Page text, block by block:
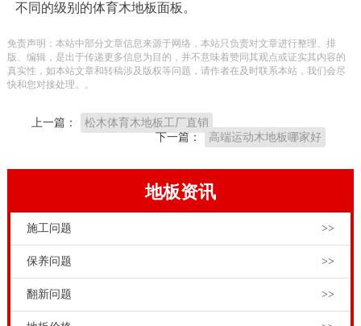
不同的级别的体育木地板面板。
免责声明：本站中部分文章信息来源于网络，本站只负责对文章进行整理、排
版、编辑，是出于传递更多信息为目的，并不意味着赞同其观点或证实其内容的
真实性，如本站文章和转稿涉及版权等问题，请作者在及时联系本站，我们会尽
快和您对接处理。。
上一篇：
松木体育木地板工厂直销
下一篇：
高端运动木地板哪家好
地板资讯
施工问题 >>
保养问题 >>
翻新问题 >>